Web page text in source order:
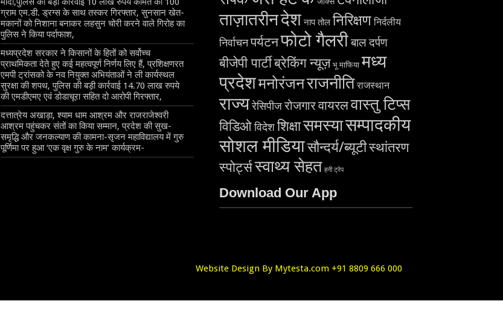
ग्राम एम.डी. ड्रग्स के साथ तस्कर गिरफ्तार, सुनसान खेत-
मकानों को निशाना बनाकर लहसुन चोरी करने वाले गिरोह का
पुलिस ने किया पर्दाफाश,
मध्यप्रदेश सरकार ने किसानों के हितों को सर्वोच्च
प्राथमिकता देते हुए कई महत्वपूर्ण निर्णय लिए हैं, प्रशिक्षणरत
एमपी ट्रांसको के नव नियुक्त अभियंताओं ने ली कार्यस्थल
सुरक्षा की शपथ, पुलिस की बड़ी कार्रवाई 14.70 लाख रुपये
की एमडीएमए एवं डोडाचूरा सहित दो आरोपी गिरफ्तार,
दत्तात्रेय अखाड़ा, श्याम धाम आश्रम और राजराजेश्वरी
आश्रम पहुंचकर संतों का किया सम्मान, प्रदेश की सुख-
समृद्धि और जनकल्याण की कामना-सृजन महाविद्यालय में गुरु
पूर्णिमा पर हुआ ‘एक वृक्ष गुरु के नाम’ कार्यक्रम-
ताज़ातरीनदेश नाप तोल निरिक्षण निर्दलीय
निर्वाचनपर्यटनफोटो गैलरीबाल दर्पण
बीजेपी पार्टीब्रेकिंग न्यूज़ भू माफिया मध्य
प्रदेशमनोरंजनराजनीति राजस्थान
राज्यरेसिपीजरोजगारवायरलवास्तु टिप्स
विडिओविदेशशिक्षासमस्यासम्पादकीय
सोशल मीडियासौन्दर्य/ब्यूटीस्थांतरण
स्पोर्ट्सस्वाथ्य सेहत हनी ट्रेप
Download Our App
Website Design By Mytesta.com +91 8809 666 000